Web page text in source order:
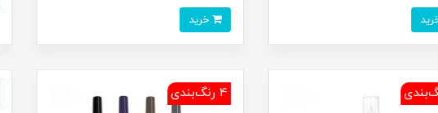
خرید
4 رنگ‌بندی